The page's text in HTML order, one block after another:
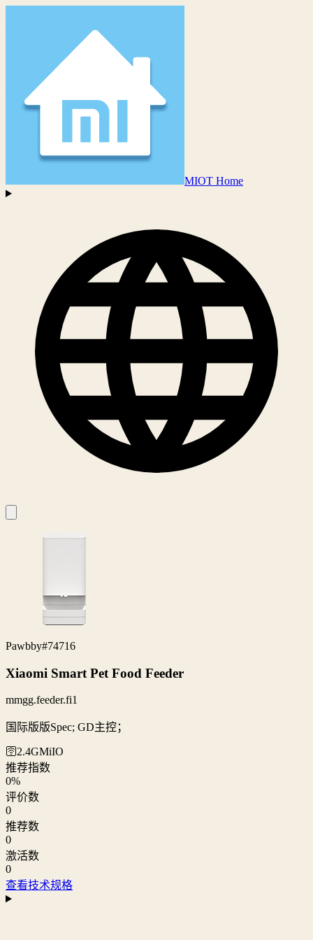
MIOT Home
Pawbby#74716
Xiaomi Smart Pet Food Feeder
mmgg.feeder.fi1
国际版版Spec; GD主控；
🛜2.4GMiIO
推荐指数
0%
评价数
0
推荐数
0
激活数
0
查看技术规格